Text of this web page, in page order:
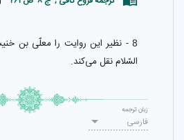
8 - نظير اين روايت را معلّى بن
السّلام نقل مى‌كند.
فارسی
زبان ترجمه